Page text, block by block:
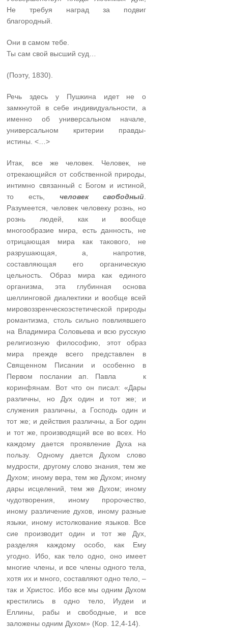
Не требуя наград за подвиг
благородный.
Они в самом тебе.
Ты сам свой высший суд…
(Поэту, 1830).
Речь здесь у Пушкина идет не о
замкнутой в себе индивидуальности, а
именно об универсальном начале,
универсальном критерии правды-
истины. <…>
Итак, все же человек. Человек, не
отрекающийся от собственной природы,
интимно связанный с Богом и истиной,
то есть, человек свободный
Разумеется, человек человеку рознь, но
рознь людей, как и вообще
многообразие мира, есть данность, не
отрицающая мира как такового, не
разрушающая, а, напротив,
составляющая его органическую
цельность. Образ мира как единого
организма, эта глубинная основа
шеллинговой диалектики и вообще всей
мировоззренческоэстетической природы
романтизма, столь сильно повлиявшего
на Владимира Соловьева и всю русскую
религиозную философию, этот образ
мира прежде всего представлен в
Священном Писании и особенно в
Первом послании ап. Павла к
коринфянам. Вот что он писал: «Дары
различны, но Дух один и тот же; и
служения различны, а Господь один и
тот же; и действия различны, а Бог один
и тот же, производящий все во всех. Но
каждому дается проявление Духа на
пользу. Одному дается Духом слово
мудрости, другому слово знания, тем же
Духом; иному вера, тем же Духом; иному
дары исцелений, тем же Духом; иному
чудотворения, иному пророчество,
иному различение духов, иному разные
языки, иному истолкование языков. Все
сие производит один и тот же Дух,
разделяя каждому особо, как Ему
угодно. Ибо, как тело одно, оно имеет
многие члены, и все члены одного тела,
хотя их и много, составляют одно тело, –
так и Христос. Ибо все мы одним Духом
крестились в одно тело, Иудеи и
Еллины, рабы и свободные, и все
заложены одним Духом» (Кор. 12,4-14).